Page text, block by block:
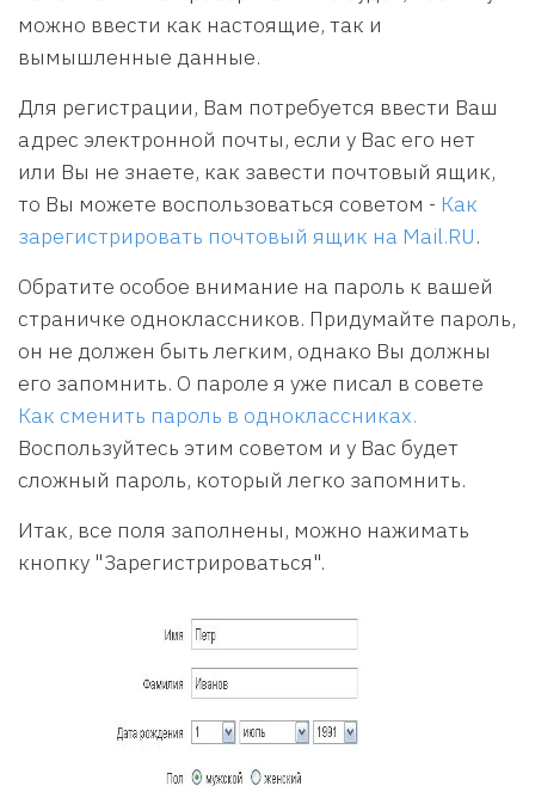
можно ввести как настоящие, так и
вымышленные данные.
Для регистрации, Вам потребуется ввести Ваш
адрес электронной почты, если у Вас его нет
или Вы не знаете, как завести почтовый ящик,
то Вы можете воспользоваться советом - Как
зарегистрировать почтовый ящик на Mail.RU.
Обратите особое внимание на пароль к вашей
страничке одноклассников. Придумайте пароль,
он не должен быть легким, однако Вы должны
его запомнить. О пароле я уже писал в совете
Как сменить пароль в одноклассниках.
Воспользуйтесь этим советом и у Вас будет
сложный пароль, который легко запомнить.
Итак, все поля заполнены, можно нажимать
кнопку "Зарегистрироваться".